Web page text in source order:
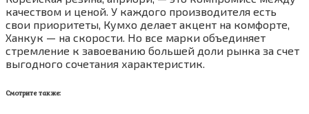
качеством и ценой. У каждого производителя есть
свои приоритеты, Кумхо делает акцент на комфорте,
Ханкук — на скорости. Но все марки объединяет
стремление к завоеванию большей доли рынка за счет
выгодного сочетания характеристик.
Смотрите также: